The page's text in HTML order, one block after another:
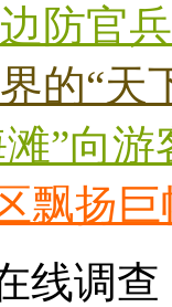
防官
的“天
”向游
飘扬
线调查